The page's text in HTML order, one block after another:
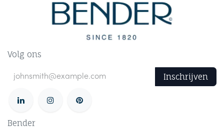
Volg ons
Inschrijven
Bender